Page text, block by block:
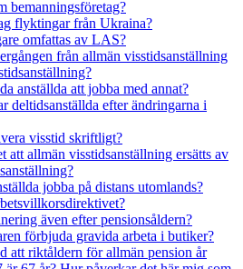
bemanningsföretag?
flyktingar från Ukraina?
omfattas av LAS?
från allmän visstidsanställning
anställda att jobba med annat?
deltidsanställda efter ändringarna i
visstid skriftligt?
att allmän visstidsanställning ersätts av
jobba på distans utomlands?
även efter pensionsåldern?
förbjuda gravida arbeta i butiker?
att riktåldern för allmän pension år